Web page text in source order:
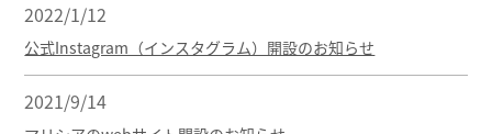
2022/1/12
公式Instagram（インスタグラム）開設のお知らせ
2021/9/14